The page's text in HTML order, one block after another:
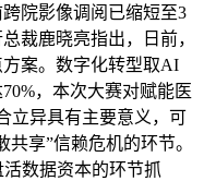
院影像调阅已缩短至3
裁鹿晓亮指出，日前，
案。数字化转型取AI
，本次大赛对赋能医
立异具有主要意义，可
享”信赖危机的环节。
数据资本的环节抓